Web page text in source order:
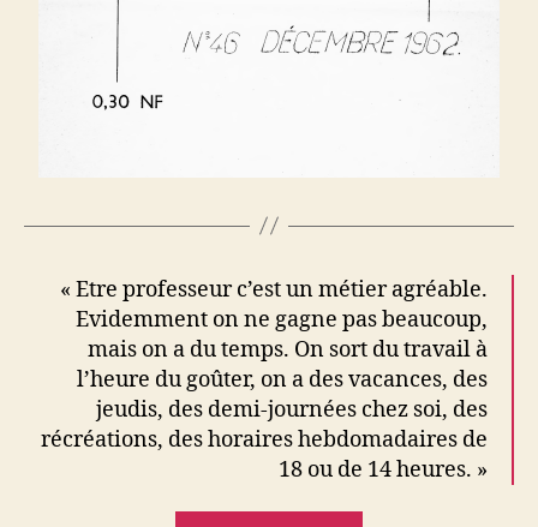
« Etre professeur c’est un métier agréable.
Evidemment on ne gagne pas beaucoup,
mais on a du temps. On sort du travail à
l’heure du goûter, on a des vacances, des
jeudis, des demi-journées chez soi, des
récréations, des horaires hebdomadaires de
18 ou de 14 heures. »